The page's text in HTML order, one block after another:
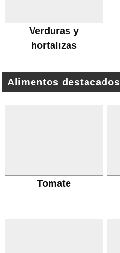
Verduras y
hortalizas
Alimentos destacados
Tomate